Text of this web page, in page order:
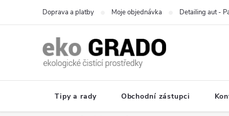
Doprava a platby Moje objednávka Detailing aut -
Tipy a rady Obchodní zástupci